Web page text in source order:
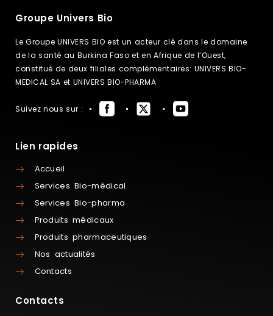
Groupe Univers Bio
Le Groupe UNIVERS BIO est un acteur clé dans le domaine
de la santé au Burkina Faso et en Afrique de l’Ouest,
constitué de deux filiales complémentaires: UNIVERS BIO-
MEDICAL SA et UNIVERS BIO-PHARMA
Suivez nous sur :
Lien rapides
Accueil
Services Bio-médical
Services Bio-pharma
Produits médicaux
Produits pharmaceutiques
Nos actualités
Contacts
Contacts